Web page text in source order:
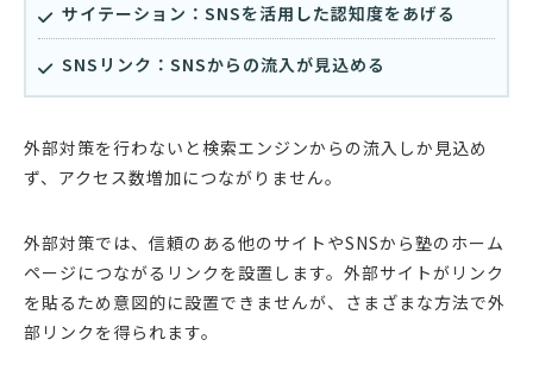
サイテーション：SNSを活用した認知度をあげる
SNSリンク：SNSからの流入が見込める
外部対策を行わないと検索エンジンからの流入しか見込め
ず、アクセス数増加につながりません。
外部対策では、信頼のある他のサイトやSNSから塾のホーム
ページにつながるリンクを設置します。外部サイトがリンク
を貼るため意図的に設置できませんが、さまざまな方法で外
部リンクを得られます。